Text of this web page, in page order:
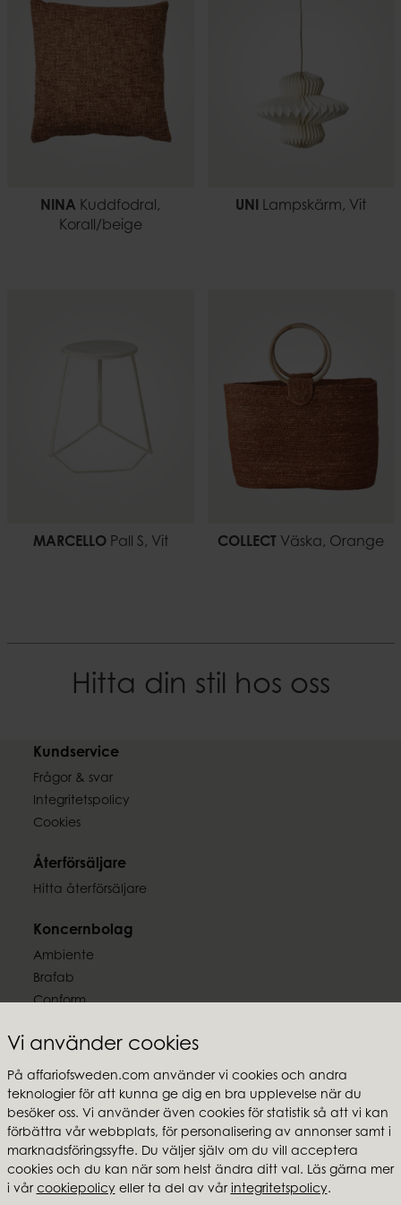
Vi använder cookies
På affariofsweden.com använder vi cookies och andra
teknologier för att kunna ge dig en bra upplevelse när du
besöker oss. Vi använder även cookies för statistik så att vi kan
förbättra vår webbplats, för personalisering av annonser samt i
marknadsföringssyfte. Du väljer själv om du vill acceptera
cookies och du kan när som helst ändra ditt val. Läs gärna mer
i vår cookiepolicyeller ta del av vår integritetspolicy.
7332793180359
NINA Kuddfodral,
Korall/beige
UNI Lampskärm, Vit
MARCELLOPall S, Vit COLLECT Väska, Orange
Hitta din stil hos oss
Kundservice
Frågor & svar
Integritetspolicy
Cookies
Återförsäljare
Hitta återförsäljare
Koncernbolag
Ambiente
Brafab
Conform
MTI
Följ oss
Affari of Sweden